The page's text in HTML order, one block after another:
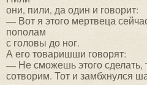
они, пили, да один и говорит:
— Вот я этого мертвеца
пополам
с головы до ног.
А его товаришши говорят:
— Не сможешь этого сделать,
сотворим. Тот и замбхнулся